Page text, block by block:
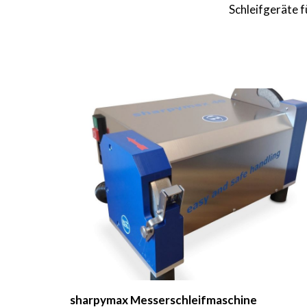
Schleifgeräte
sharpymax Messerschleifmaschine